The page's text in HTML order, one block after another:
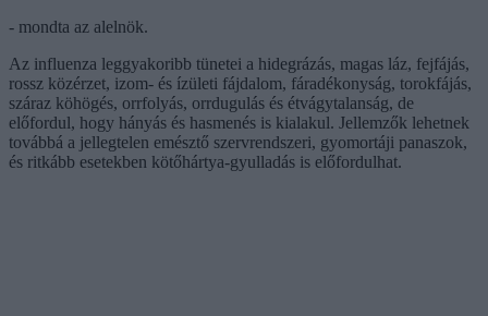
- mondta az alelnök.
Az influenza leggyakoribb tünetei a hidegrázás, magas láz, fejfájás,
rossz közérzet, izom- és ízületi fájdalom, fáradékonyság, torokfájás,
száraz köhögés, orrfolyás, orrdugulás és étvágytalanság, de
előfordul, hogy hányás és hasmenés is kialakul. Jellemzők lehetnek
továbbá a jellegtelen emésztő szervrendszeri, gyomortáji panaszok,
és ritkább esetekben kötőhártya-gyulladás is előfordulhat.